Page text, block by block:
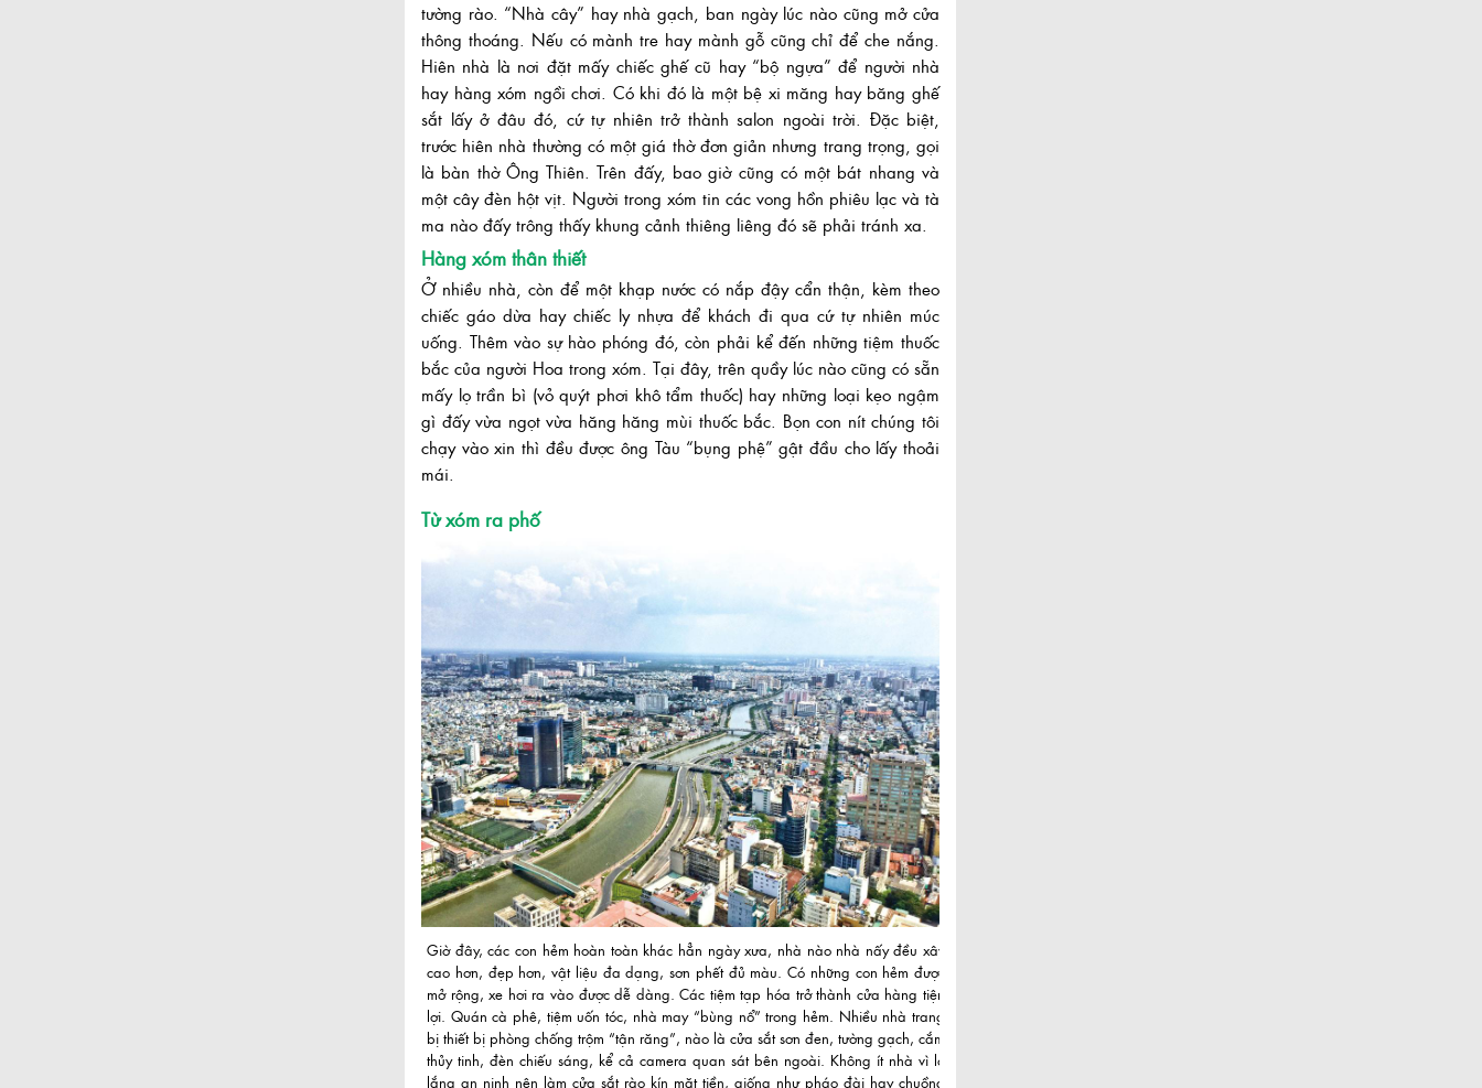
tường rào. “Nhà cây” hay nhà gạch, ban ngày lúc nào cũng mở cửa
thông thoáng. Nếu có mành tre hay mành gỗ cũng chỉ để che nắng.
Hiên nhà là nơi đặt mấy chiếc ghế cũ hay “bộ ngựa” để người nhà
hay hàng xóm ngồi chơi. Có khi đó là một bệ xi măng hay băng ghế
sắt lấy ở đâu đó, cứ tự nhiên trở thành salon ngoài trời. Đặc biệt,
trước hiên nhà thường có một giá thờ đơn giản nhưng trang trọng, gọi
là bàn thờ Ông Thiên. Trên đấy, bao giờ cũng có một bát nhang và
một cây đèn hột vịt. Người trong xóm tin các vong hồn phiêu lạc và tà
ma nào đấy trông thấy khung cảnh thiêng liêng đó sẽ phải tránh xa.
Hàng xóm thân thiết
Ở nhiều nhà, còn để một khạp nước có nắp đậy cẩn thận, kèm theo
chiếc gáo dừa hay chiếc ly nhựa để khách đi qua cứ tự nhiên múc
uống. Thêm vào sự hào phóng đó, còn phải kể đến những tiệm thuốc
bắc của người Hoa trong xóm. Tại đây, trên quầy lúc nào cũng có sẵn
mấy lọ trần bì (vỏ quýt phơi khô tẩm thuốc) hay những loại kẹo ngậm
gì đấy vừa ngọt vừa hăng hăng mùi thuốc bắc. Bọn con nít chúng tôi
chạy vào xin thì đều được ông Tàu “bụng phệ” gật đầu cho lấy thoải
mái.
Từ xóm ra phố
Giờ đây, các con hẻm hoàn toàn khác hẳn ngày xưa, nhà nào nhà nấy đều xây
cao hơn, đẹp hơn, vật liệu đa dạng, sơn phết đủ màu. Có những con hẻm được
mở rộng, xe hơi ra vào được dễ dàng. Các tiệm tạp hóa trở thành cửa hàng tiện
lợi. Quán cà phê, tiệm uốn tóc, nhà may “bùng nổ” trong hẻm. Nhiều nhà trang
bị thiết bị phòng chống trộm “tận răng”, nào là cửa sắt sơn đen, tường gạch, cắm
thủy tinh, đèn chiếu sáng, kể cả camera quan sát bên ngoài. Không ít nhà vì lo
lắng an ninh nên làm cửa sắt rào kín mặt tiền, giống như pháo đài hay chuồng